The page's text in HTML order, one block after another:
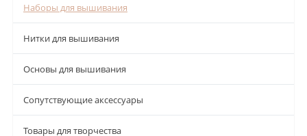
Наборы для вышивания
Нитки для вышивания
Основы для вышивания
Сопутствующие аксессуары
Товары для творчества